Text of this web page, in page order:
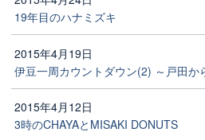
19年目のハナミズキ
2015年4月19日
伊豆一周カウントダウン(2) ～戸田か
2015年4月12日
3時のCHAYAとMISAKI DONUTS